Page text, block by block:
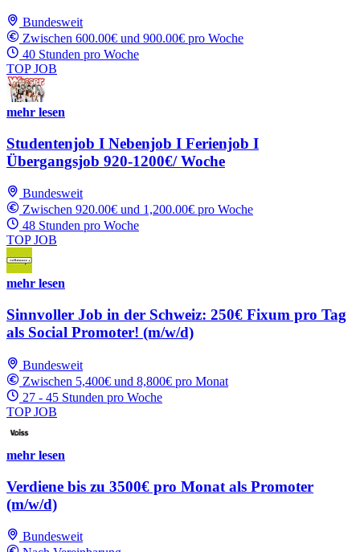
Bundesweit
Zwischen 600.00€ und 900.00€ pro Woche
40 Stunden pro Woche
TOP JOB
mehr lesen
Studentenjob I Nebenjob I Ferienjob I
Übergangsjob 920-1200€/ Woche
Bundesweit
Zwischen 920.00€ und 1,200.00€ pro Woche
48 Stunden pro Woche
TOP JOB
mehr lesen
Sinnvoller Job in der Schweiz: 250€ Fixum pro Tag
als Social Promoter! (m/w/d)
Bundesweit
Zwischen 5,400€ und 8,800€ pro Monat
27 - 45 Stunden pro Woche
TOP JOB
mehr lesen
Verdiene bis zu 3500€ pro Monat als Promoter
(m/w/d)
Bundesweit